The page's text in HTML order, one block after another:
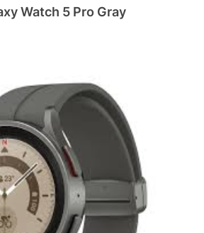
Watch 5 Pro Gray